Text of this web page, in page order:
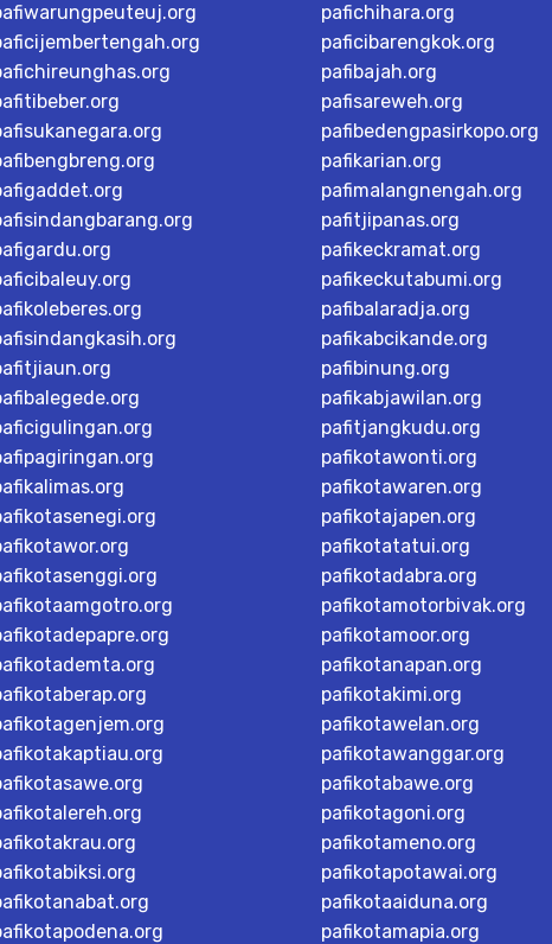
pafichihara.org
paficibarengkok.org
pafibajah.org
pafisareweh.org
pafibedengpasirkopo.org
pafikarian.org
pafimalangnengah.org
pafitjipanas.org
pafikeckramat.org
pafikeckutabumi.org
pafibalaradja.org
pafikabcikande.org
pafibinung.org
pafikabjawilan.org
pafitjangkudu.org
pafikotawonti.org
pafikotawaren.org
pafikotajapen.org
pafikotatatui.org
pafikotadabra.org
pafikotamotorbivak.org
pafikotamoor.org
pafikotanapan.org
pafikotakimi.org
pafikotawelan.org
pafikotawanggar.org
pafikotabawe.org
pafikotagoni.org
pafikotameno.org
pafikotapotawai.org
pafikotaaiduna.org
pafikotamapia.org